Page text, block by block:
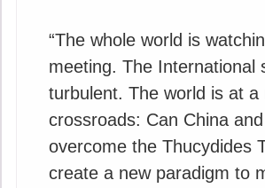
“The whole world is
meeting. The International
turbulent. The world is at a
crossroads: Can China
overcome the Thucydides
create a new paradigm to